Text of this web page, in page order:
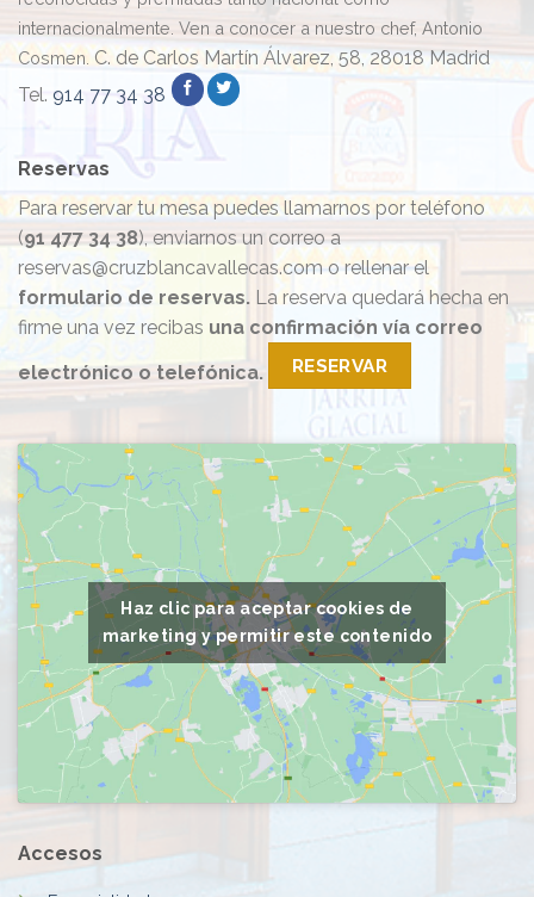
internacionalmente. Ven a conocer a nuestro chef, Antonio
Cosmen. C. de Carlos Martín Álvarez, 58, 28018 Madrid
Tel. 914 77 34 38
Haz clic para aceptar cookies de
marketing y permitir este contenido
Accesos
Reservas
Para reservar tu mesa puedes llamarnos por teléfono
(91 477 34 38), enviarnos un correo a
reservas@cruzblancavallecas.com o rellenar el
formulario de reservas. La reserva quedará hecha en
firme una vez recibas una confirmación vía correo
electrónico o telefónica. RESERVAR